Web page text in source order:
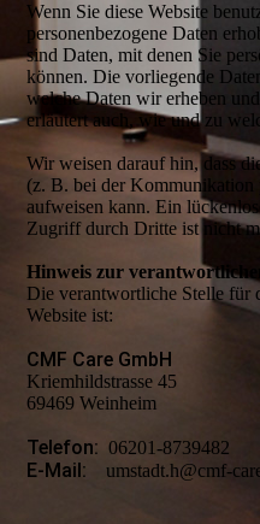
Wenn Sie diese Website
personenbezogene Daten
sind Daten, mit denen Sie
können. Die vorliegende
welche Daten wir erheben
erläutert auch, wie und zu
Wir weisen darauf hin, dass
(z. B. bei der Kommunikation
aufweisen kann. Ein
Zugriff durch Dritte ist nicht
Hinweis zur
Die verantwortliche Stelle für
Website ist:
CMF Care GmbH
Kriemhildstrasse 45
69469 Weinheim
Telefon:06201-8739482
E-Mail: umstadt.h@cmf-